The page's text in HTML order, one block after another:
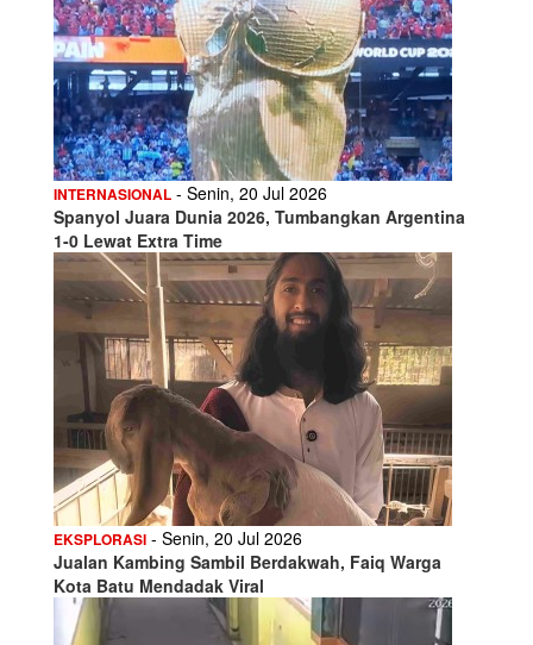
INTERNASIONAL - Senin, 20 Jul 2026
Spanyol Juara Dunia 2026, Tumbangkan Argentina
1-0 Lewat Extra Time
EKSPLORASI - Senin, 20 Jul 2026
Jualan Kambing Sambil Berdakwah, Faiq Warga
Kota Batu Mendadak Viral